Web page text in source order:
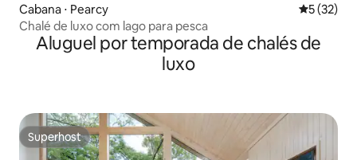
Cabana ⋅ Pearcy 5 de uma
5 (32)
Chalé de luxo com lago para pesca
Aluguel por temporada de chalés de
luxo
Superhost
Superhost